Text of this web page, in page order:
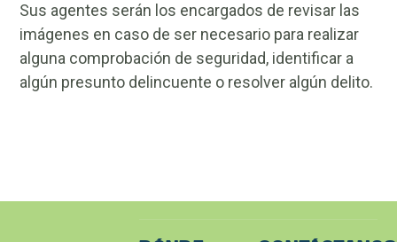
Sus agentes serán los encargados de revisar las
imágenes en caso de ser necesario para realizar
alguna comprobación de seguridad, identificar a
algún presunto delincuente o resolver algún delito.